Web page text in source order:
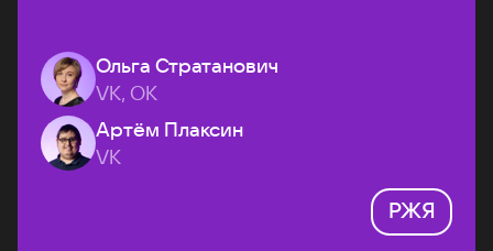
Ольга Стратанович
VK, ОК
Артём Плаксин
VK
РЖЯ